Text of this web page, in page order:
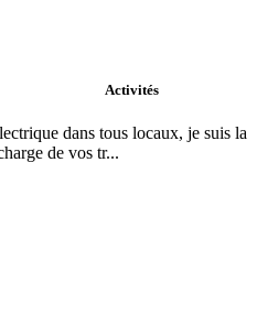
Activités
dans tous locaux, je suis la
de vos tr...